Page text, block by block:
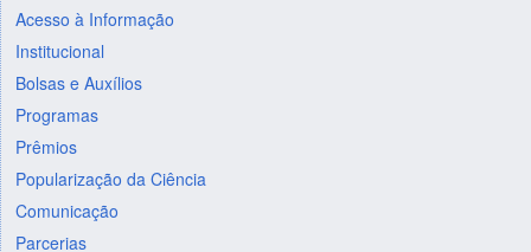
Acesso à Informação
Institucional
Bolsas e Auxílios
Programas
Prêmios
Popularização da Ciência
Comunicação
Parcerias